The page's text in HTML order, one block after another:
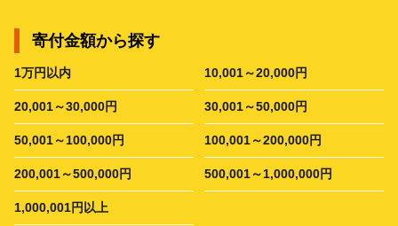
寄付金額から探す
1万円以内 10,001～20,000円
20,001～30,000円 30,001～50,000円
50,001～100,000円 100,001～200,000円
200,001～500,000円 500,001～1,000,000円
1,000,001円以上